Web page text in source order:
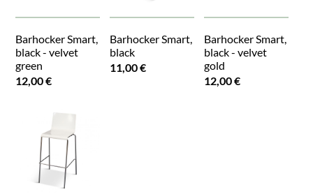
Barhocker Smart,
black - velvet
green
12,00 €
Barhocker Smart,
black
11,00 €
Barhocker Smart,
black - velvet
gold
12,00 €